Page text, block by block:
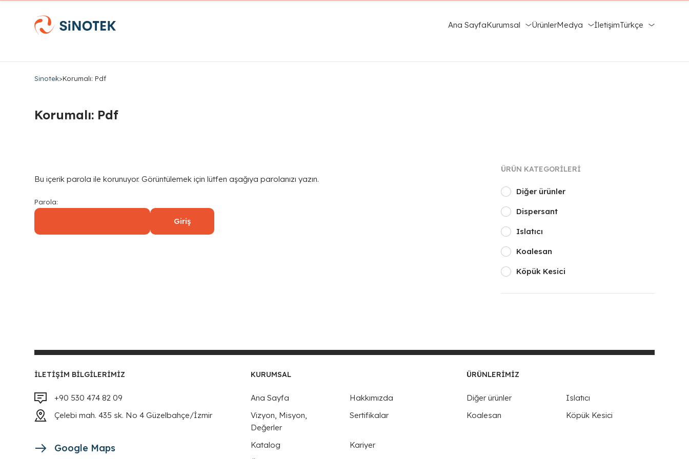
Ana SayfaKurumsal ÜrünlerMedya İletişimTürkçe
Sinotek>Korumalı: Pdf
Korumalı: Pdf
Bu içerik parola ile korunuyor. Görüntülemek için lütfen aşağıya parolanızı yazın.
Parola:
ÜRÜN KATEGORILERI
Diğer ürünler
Dispersant
Islatıcı
Koalesan
Köpük Kesici
İLETIŞIM BILGILERIMIZ
+90 530 474 82 09
Çelebi mah. 435 sk. No 4 Güzelbahçe/İzmir
Google Maps
KURUMSAL
Ana Sayfa
Hakkımızda
Vizyon, Misyon,
Değerler
Sertifikalar
Katalog
Kariyer
ÜRÜNLERIMIZ
Diğer ürünler
Islatıcı
Koalesan
Köpük Kesici